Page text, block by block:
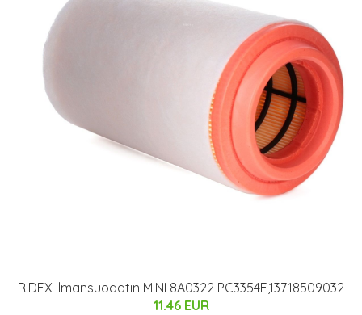
RIDEX Ilmansuodatin MINI 8A0322 PC3354E,13718509032
11.46 EUR